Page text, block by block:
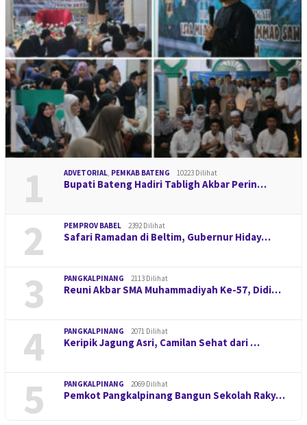
1 ADVETORIAL PEMKAB BATENG 10223 Dilihat
Bupati Bateng Hadiri Tabligh Akbar Perin…
2 PEMPROV BABEL 2392 Dilihat
Safari Ramadan di Beltim, Gubernur Hiday…
3 PANGKALPINANG 2113 Dilihat
Reuni Akbar SMA Muhammadiyah Ke-57, Didi…
4 PANGKALPINANG 2071 Dilihat
Keripik Jagung Asri, Camilan Sehat dari …
5 PANGKALPINANG 2069 Dilihat
Pemkot Pangkalpinang Bangun Sekolah Raky…